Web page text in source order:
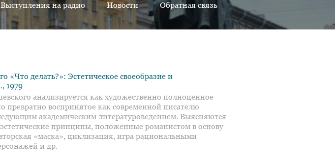
Выступления на радио Новости Обратная связь
«Что делать?»: Эстетическое своеобразие и
1979
анализируется как художественно полноценное
превратно воспринятое как современной писателю
академическим литературоведением. Выясняются
принципы, положенные романистом в основу
«маска», циклизация, игра рациональными
и др.